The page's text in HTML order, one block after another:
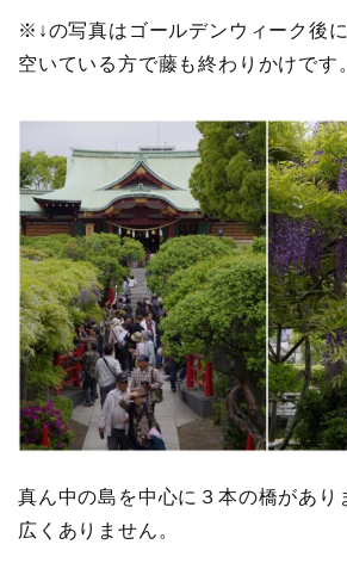
※↓の写真はゴールデンウィーク後
空いている方で藤も終わりかけです
真ん中の島を中心に３本の橋があり
広くありません。